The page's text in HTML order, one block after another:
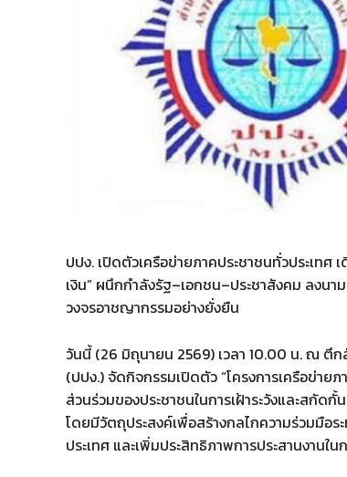
ปปง. เปิดตัวเครือข่ายภาคประชาชนทั่วประเท
เงิน” ผนึกกำลังรัฐ–เอกชน–ประชาสังคม ลงนา
วงจรอาชญากรรมอย่างยั่งยืน
วันนี้ (26 มิถุนายน 2569) เวลา 10.00 น. ณ ตึ
(ปปง.) จัดกิจกรรมเปิดตัว “โครงการเครือข่าย
ส่วนร่วมของประชาชนในการเฝ้าระวังและสกัด
โดยมีวัตถุประสงค์เพื่อสร้างกลไกความร่วมมือร
ประเทศ และเพิ่มประสิทธิภาพการประสานงานใ